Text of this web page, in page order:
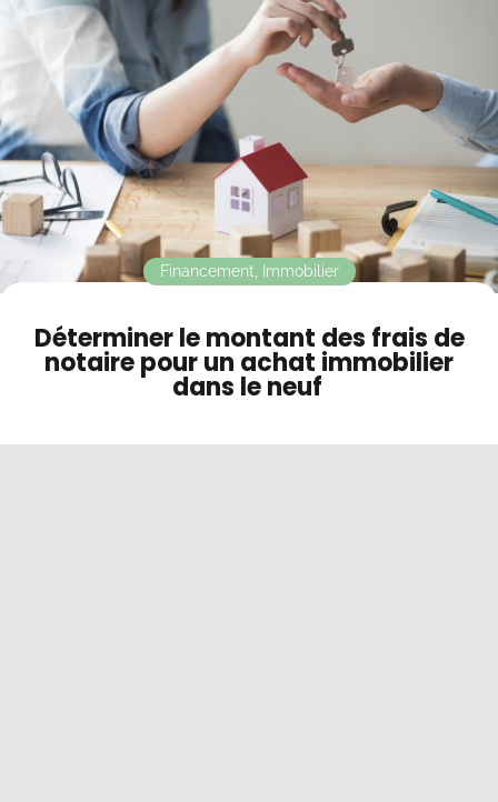
Contact
Mode sombre
Déterminer le montant des frais de
notaire pour un achat immobilier
dans le neuf
Financement Immobilier